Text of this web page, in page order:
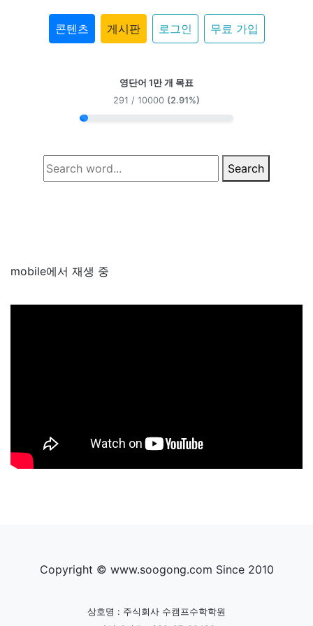
콘텐츠 게시판 로그인 무료 가입
영단어 1만 개 목표
291 / 10000 (2.91%)
Search
mobile에서 재생 중
Copyright © www.soogong.com Since 2010
상호명 : 주식회사 수캠프수학학원